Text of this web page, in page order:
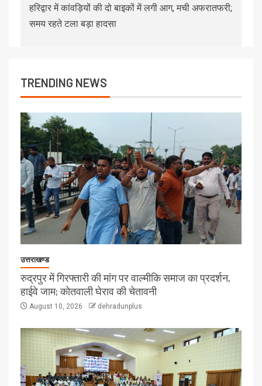
हरिद्वार में कांवड़ियों की दो बाइकों में लगी आग, मची अफरातफरी;
समय रहते टला बड़ा हादसा
TRENDING NEWS
उत्तराखण्ड
रुद्रपुर में गिरफ्तारी की मांग पर वाल्मीकि समाज का प्रदर्शन,
हाईवे जाम; कोतवाली घेराव की चेतावनी
August 10, 2026 dehradunplus